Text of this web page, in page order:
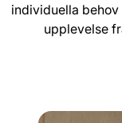
individuella
upplevelse